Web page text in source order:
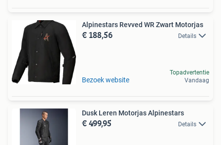
Alpinestars Revved WR Zwart Motorjas
€ 188,56 Details
Bezoek website
Topadvertentie
Vandaag
Dusk Leren Motorjas Alpinestars
€ 499,95 Details